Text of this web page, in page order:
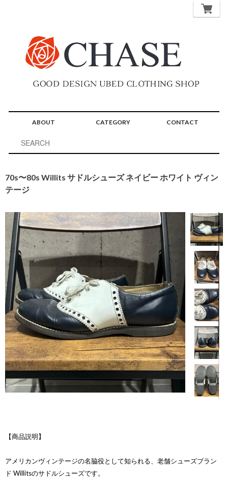
ABOUT CATEGORY CONTACT
70s〜80s Willits サドルシューズ ネイビー ホワイト ヴィン
テージ
【商品説明】
アメリカンヴィンテージの名脇役として知られる、老舗シューズブラン
ド Willitsのサドルシューズです。